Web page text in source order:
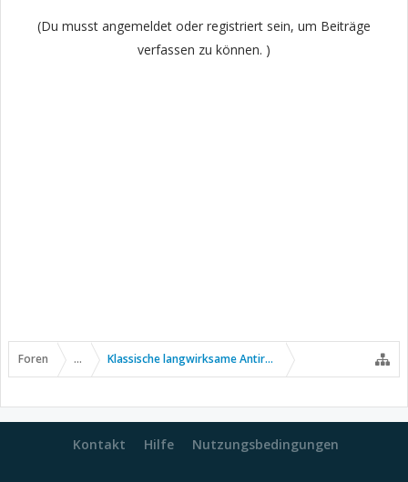
(Du musst angemeldet oder registriert sein, um Beiträge
verfassen zu können. )
Foren ... Klassische langwirksame Antirheumatika
Kontakt Hilfe Nutzungsbedingungen